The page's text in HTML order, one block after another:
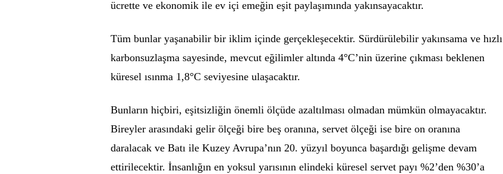
ücrette ve ekonomik ile ev içi emeğin eşit paylaşımında yakınsayacaktır.
Tüm bunlar yaşanabilir bir iklim içinde gerçekleşecektir. Sürdürülebilir yakınsama ve hızlı
karbonsuzlaşma sayesinde, mevcut eğilimler altında 4°C’nin üzerine çıkması beklenen
küresel ısınma 1,8°C seviyesine ulaşacaktır.
Bunların hiçbiri, eşitsizliğin önemli ölçüde azaltılması olmadan mümkün olmayacaktır.
Bireyler arasındaki gelir ölçeği bire beş oranına, servet ölçeği ise bire on oranına
daralacak ve Batı ile Kuzey Avrupa’nın 20. yüzyıl boyunca başardığı gelişme devam
ettirilecektir. İnsanlığın en yoksul yarısının elindeki küresel servet payı %2’den %30’a